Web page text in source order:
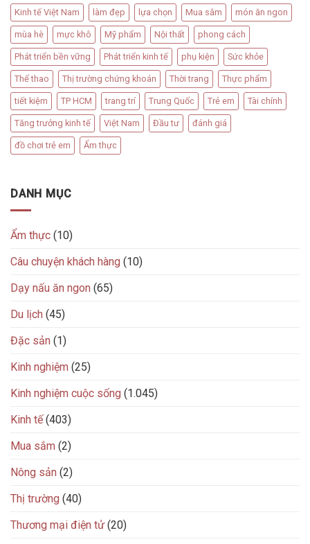
Kinh tế Việt Nam làm đẹp lựa chọn Mua sắm món ăn ngon
mùa hè mực khô Mỹ phẩm Nội thất phong cách
Phát triển bền vững Phát triển kinh tế phụ kiện Sức khỏe
Thể thao Thị trường chứng khoán Thời trang Thực phẩm
tiết kiệm TP HCM trang trí Trung Quốc Trẻ em Tài chính
Tăng trưởng kinh tế Việt Nam Đầu tư đánh giá
đồ chơi trẻ em Ẩm thực
DANH MỤC
Ẩm thực (10)
Câu chuyện khách hàng (10)
Dạy nấu ăn ngon (65)
Du lịch (45)
Đặc sản (1)
Kinh nghiệm (25)
Kinh nghiệm cuộc sống (1.045)
Kinh tế(403)
Mua sắm (2)
Nông sản (2)
Thị trường (40)
Thương mại điện tử (20)